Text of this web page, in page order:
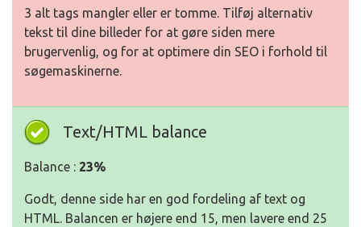
3 alt tags mangler eller er tomme. Tilføj alternativ
tekst til dine billeder for at gøre siden mere
brugervenlig, og for at optimere din SEO i forhold til
søgemaskinerne.
Text/HTML balance
Balance : 23%
Godt, denne side har en god fordeling af text og
HTML. Balancen er højere end 15, men lavere end 25